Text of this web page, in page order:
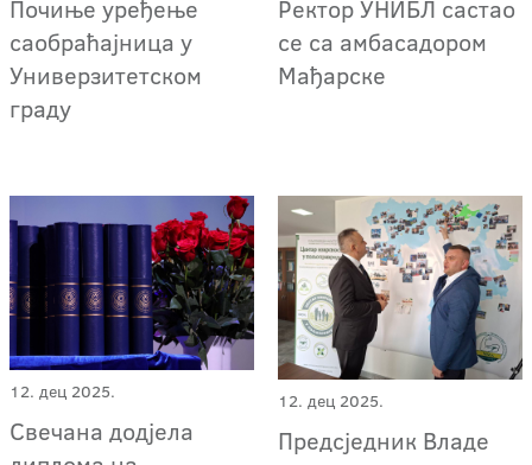
Почиње уређење
саобраћајница у
Универзитетском
граду
Ректор УНИБЛ састао
се са амбасадором
Мађарске
12. дец 2025.
Свечана додјела
12. дец 2025.
Предсједник Владе